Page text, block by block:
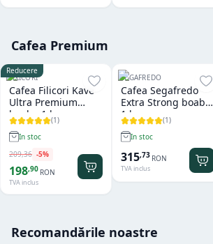
Cafea Premium
Reducere
FILICORI
Cafea Filicori Kave
Ultra Premium
boabe 1 kg
(1)
In stoc
209,36 -5%
198,90 RON
TVA inclus
SEGAFREDO
Cafea Segafredo
Extra Strong boabe
1 kg
(1)
In stoc
315,73 RON
TVA inclus
Recomandările noastre